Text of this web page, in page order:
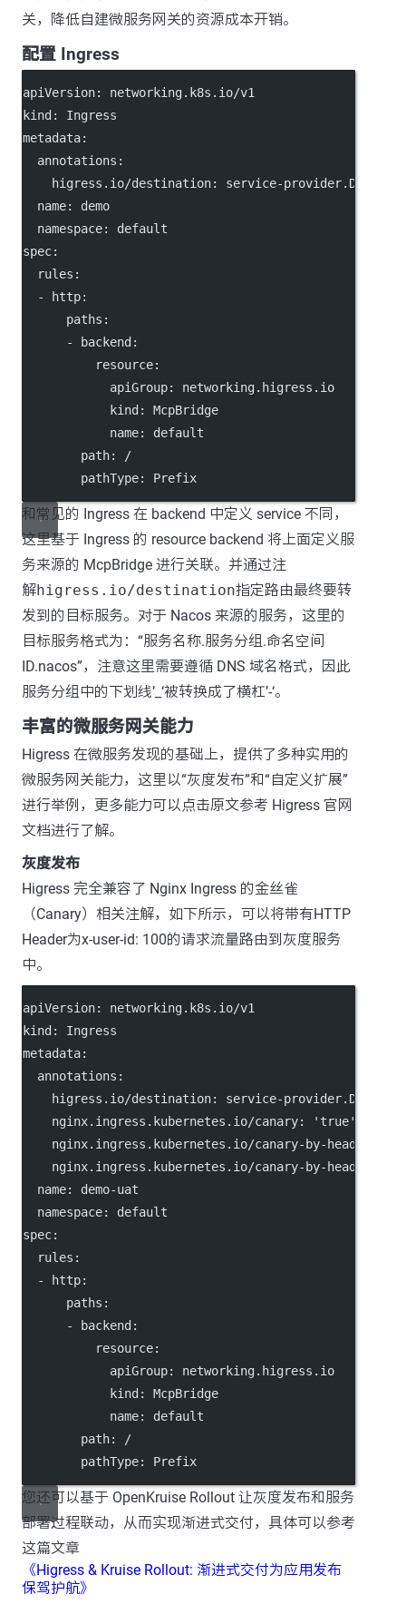
关，降低自建微服务网关的资源成本开销。
配置 Ingress
apiVersion: networking.k8s.io/v1
kind : Ingress
metadata:
annotations :
higress.io/destination: service-
name: demo
namespace: default
spec:
rules :
  -
http:
paths :
      -
backend :
resource:
apiGroup: networking.higress.io
kind : McpBridge
name: default
path:
/
pathType: Prefix
和常见的 Ingress 在 backend 中定义 service 不同，
这里基于 Ingress 的 resource backend 将上面定义服
务来源的 McpBridge 进行关联。并通过注
解higress.io/destination指定路由最终要转
发到的目标服务。对于 Nacos 来源的服务，这里的
目标服务格式为：“服务名称.服务分组.命名空间
ID.nacos”，注意这里需要遵循 DNS 域名格式，因此
服务分组中的下划线’_‘被转换成了横杠’-‘。
丰富的微服务网关能力
Higress 在微服务发现的基础上，提供了多种实用的
微服务网关能力，这里以“灰度发布”和“自定义扩展”
进行举例，更多能力可以点击原文参考 Higress 官网
文档进行了解。
灰度发布
Higress 完全兼容了 Nginx Ingress 的金丝雀
（Canary）相关注解，如下所示，可以将带有HTTP
Header为x-user-id: 100的请求流量路由到灰度服务
中。
apiVersion: networking.k8s.io/v1
kind : Ingress
metadata:
annotations :
higress.io/destination: service-
nginx.ingress.kubernetes.io/canary:
'true'
nginx.ingress.kubernetes.io/canary-by-header
nginx.ingress.kubernetes.io/canary-by-header-
name: demo-uat
namespace: default
spec:
rules :
  -
http:
paths :
      -
backend :
resource:
apiGroup: networking.higress.io
kind : McpBridge
name: default
path:
/
pathType: Prefix
您还可以基于 OpenKruise Rollout 让灰度发布和服务
部署过程联动，从而实现渐进式交付，具体可以参考
这篇文章
《Higress & Kruise Rollout: 渐进式交付为应用发布
保驾护航》